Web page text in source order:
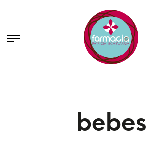
bebes